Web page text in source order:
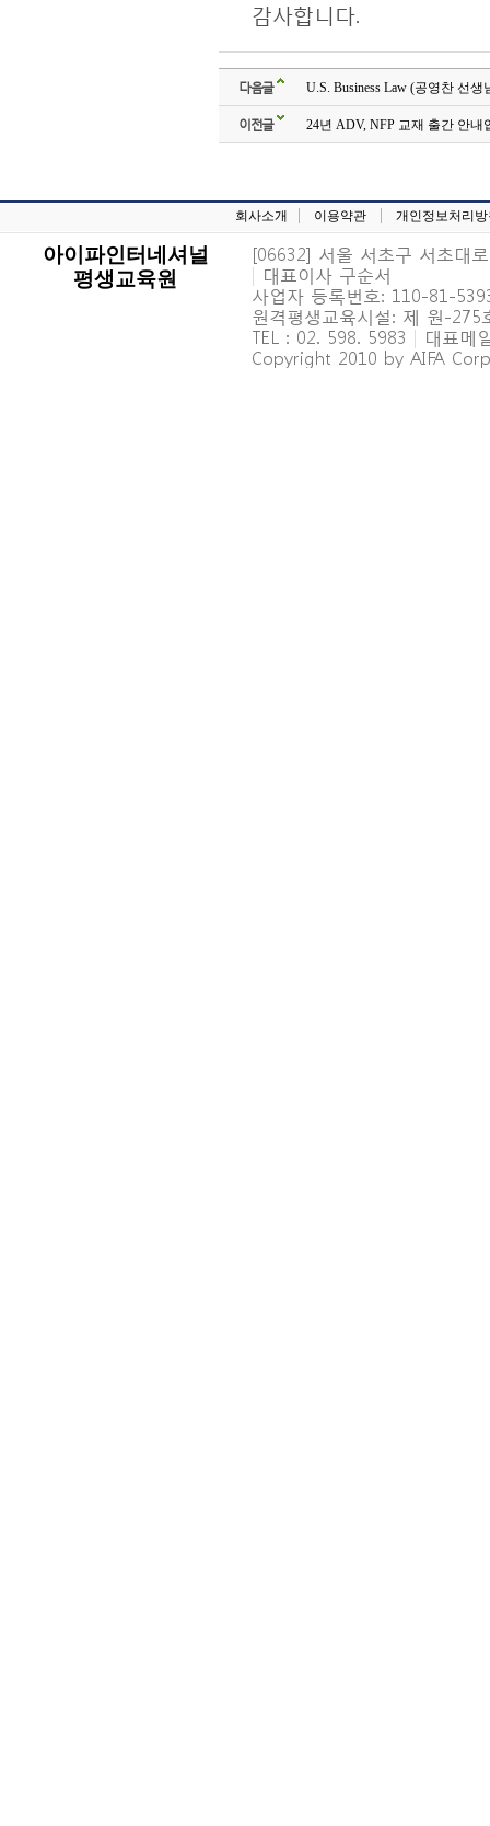
감사합니다.
다음글 U.S. Business Law (공영찬 선
이전글 24년 ADV, NFP 교재 출간 안내
회사소개 이용약관 개인정보처리
아이파인터네셔널
평생교육원
[06632] 서울 서초구 서초대
| 대표이사 구순서
사업자 등록번호: 110-81-
원격평생교육시설: 제 원-
TEL : 02. 598. 5983 | 대표메
Copyright 2010 by AIFA